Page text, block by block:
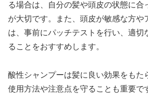
る場合は、自分の髪や頭皮の状態に合
が大切です。また、頭皮が敏感な方や
は、事前にパッチテストを行い、適切
ることをおすすめします。
酸性シャンプーは髪に良い効果をもた
使用方法や注意点を守ることも重要で